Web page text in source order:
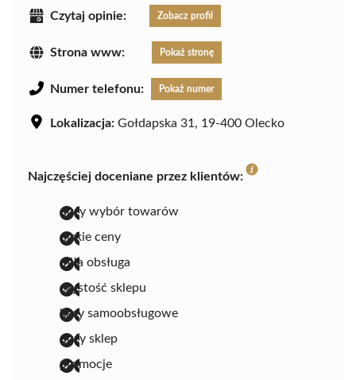
Czytaj opinie: Zobacz profil
Strona www: Pokaż stronę
Numer telefonu: Pokaż numer
Lokalizacja: Gołdapska 31, 19-400 Olecko
Najczęściej doceniane przez klientów:
duży wybór towarów
niskie ceny
miła obsługa
czystość sklepu
kasy samoobsługowe
duży sklep
promocje